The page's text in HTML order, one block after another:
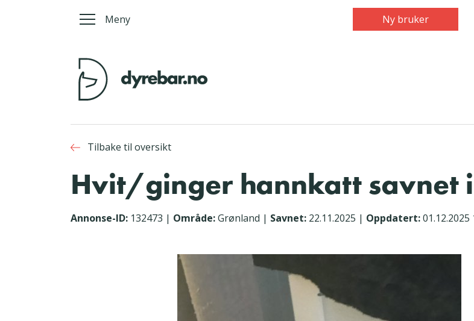
Meny Ny bruker
Tilbake til oversikt
Hvit/ginger hannkatt savnet
Annonse-ID: 132473 | Område:Grønland | Savnet: 22.11.2025 | Oppdatert:01.12.2025